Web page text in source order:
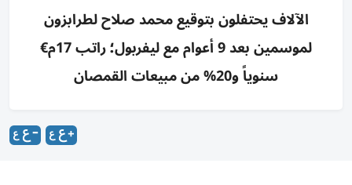
الآلاف يحتفلون بتوقيع محمد صلاح لطرابزون
لموسمين بعد 9 أعوام مع ليفربول؛ راتب 17م€
سنوياً و20% من مبيعات القمصان